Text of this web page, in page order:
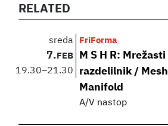
RELATED
sreda
7. FEB
19.30–21.30
FriForma
M S H R: Mrežasti
razdelilnik / Mesh
Manifold
A/V nastop